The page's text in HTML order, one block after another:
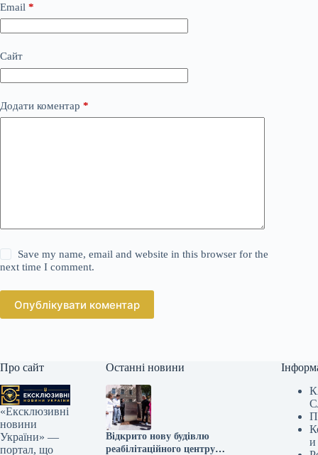
Email *
Сайт
Додати коментар *
Save my name, email and website in this browser for the
next time I comment.
Опублікувати коментар
Про сайт
«Ексклюзивні
новини
України» —
портал, що
Останні новини
Відкрито нову будівлю
реабілітаційного центру
и